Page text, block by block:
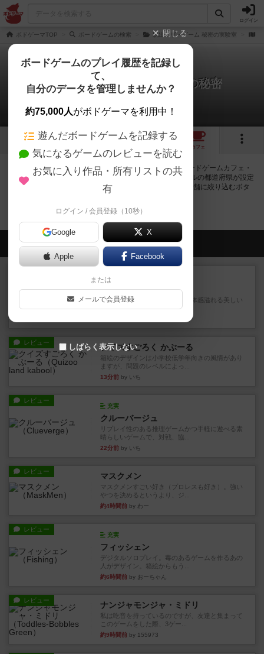
ログイン
ボドゲーマTOP ボードゲームの検索 脱出：ザ・ゲーム 秘密の実験室
脱出：ザ・ゲーム プレミアの秘密
0店のカフェ/スペースが提供中
1
カフェ
脱出：ザ・ゲーム プレミアの秘密で遊ぶことができるボードゲームカフェ・
プレイスペースが0店登録されています。公開プロフィールの都道府県が設定
されたアカウントでログインすると、同じ都道府県内の店舗に絞り込むボタ
会員の新しい投稿
画像付き
ハーモニーズ
『ハーモニーズ』レビュー：立体感溢れる美しい
箱庭づくり。万人受けする良...
レビュー クイズすごろく かぶーる
箱絵のデザインは小学校低学年向きの風情があり
ますが、問題のレベルによっ...
13分前 by いち
レビュー
充実
クルーバージュ
リプレイ性のある推理ゲームかつ手軽に遊べる素
晴らしいゲームで、対戦、協...
22分前 by いち
レビュー マスクメン
マスクメンすごい好き（プロレスも好き）。強い
やつを決めるというより、ジ...
約4時間前 by わー
レビュー
充実
フィッシェン
デジタルソロプレイ。毒のあるゲームを作るあの
人がデザイン。箱絵からもう...
約6時間前 by おーちゃん
レビュー ナンジャモンジャ・ミドリ
私は吃音を持っているのですが、友達と集まって
このゲームをした際、3ゲー...
約9時間前 by 155973
閉じる
ボードゲームのプレイ履歴を記録し
て、
自分のデータを管理しませんか？
約75,000人がボドゲーマを利用中！
遊んだボードゲームを記録する
気になるゲームのレビューを読む
お気に入り作品・所有リストの共
有
ログイン / 会員登録（10秒）
Google X
Apple Facebook
または
メールで会員登録
しばらく表示しない